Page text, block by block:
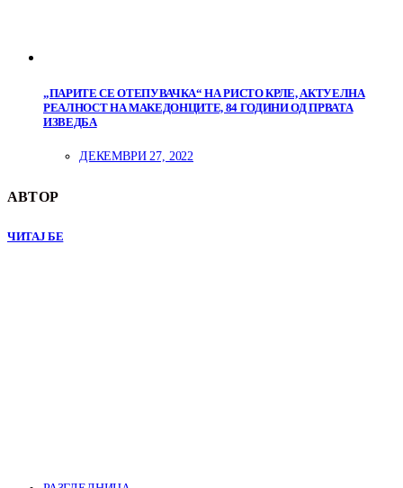
„ПАРИТЕ СЕ ОТЕПУВАЧКА“ НА РИСТО КРЛЕ, АКТУЕЛНА
РЕАЛНОСТ НА МАКЕДОНЦИТЕ, 84 ГОДИНИ ОД ПРВАТА
ИЗВЕДБА
ДЕКЕМВРИ 27, 2022
АВТОР
ЧИТАЈ БЕ